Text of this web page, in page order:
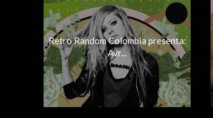
Retro Random Colombia presenta:
Avr...